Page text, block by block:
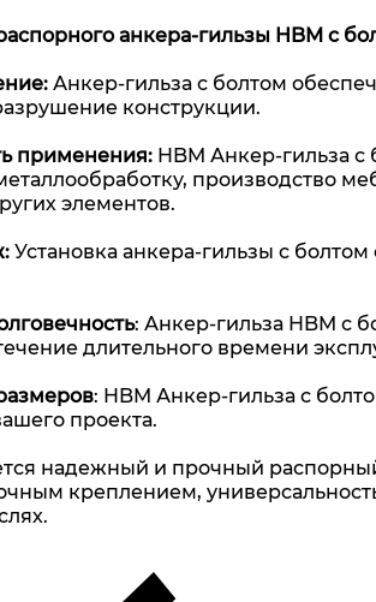
анкера-гильзы HBM с
Анкер-гильза с болтом
конструкции.
применения: HBM Анкер-гильза
производство
элементов.
Установка анкера-гильзы с
: Анкер-гильза HBM с
длительного времени
: HBM Анкер-гильза с
проекта.
надежный и прочный
креплением,